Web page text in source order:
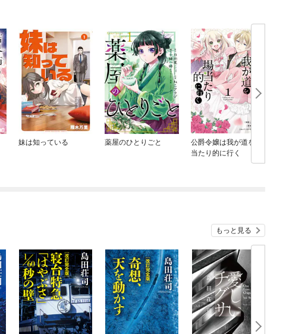
妹は知っている 薬屋のひとりごと
公爵令嬢は我が道を場
当たり的に行く
もっと見る